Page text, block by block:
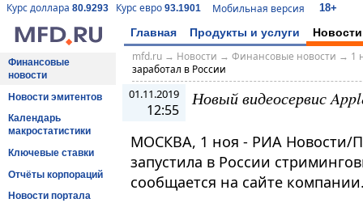
Курс доллара 80.9293 Курс евро 93.1901 Мобильная версия 18+
Главная Продукты и услуги Новости
Финансовые
новости
Новости эмитентов
Календарь
макростатистики
Ключевые ставки
Отчёты корпораций
Новости портала
mfd.ru→ Новости → Финансовые новости → 1
заработал в России
01.11.2019
12:55
Новый видеосервис
МОСКВА, 1 ноя - РИА Новости/
запустила в России
сообщается на сайте